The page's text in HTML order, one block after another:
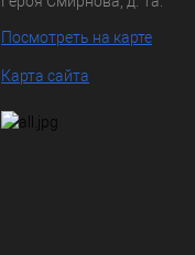
Посмотреть на карте
Карта сайта